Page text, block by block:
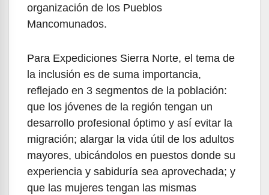
organización de los Pueblos
Mancomunados.
Para Expediciones Sierra Norte, el tema de
la inclusión es de suma importancia,
reflejado en 3 segmentos de la población:
que los jóvenes de la región tengan un
desarrollo profesional óptimo y así evitar la
migración; alargar la vida útil de los adultos
mayores, ubicándolos en puestos donde su
experiencia y sabiduría sea aprovechada; y
que las mujeres tengan las mismas